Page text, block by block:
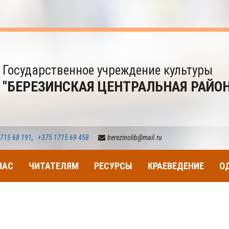
Государственное учреждение культуры
"БЕРЕЗИНСКАЯ ЦЕНТРАЛЬНАЯ
68 191, +375 1715 69 458 berezinolib@mail.ru
ЧИТАТЕЛЯМ РЕСУРСЫ КРАЕВЕДЕНИЕ